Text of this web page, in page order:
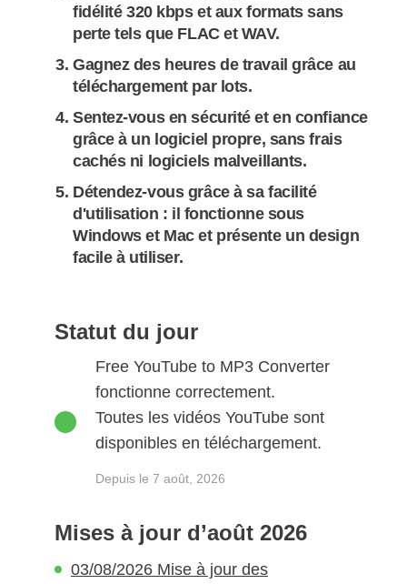
fidélité 320 kbps et aux formats sans
perte tels que FLAC et WAV.
Gagnez des heures de travail grâce au
téléchargement par lots.
Sentez-vous en sécurité et en confiance
grâce à un logiciel propre, sans frais
cachés ni logiciels malveillants.
Détendez-vous grâce à sa facilité
d'utilisation : il fonctionne sous
Windows et Mac et présente un design
facile à utiliser.
Statut du jour
Free YouTube to MP3 Converter
fonctionne correctement.
Toutes les vidéos YouTube sont
disponibles en téléchargement.
Depuis le 7 août, 2026
Mises à jour d’août 2026
03/08/2026 Mise à jour des